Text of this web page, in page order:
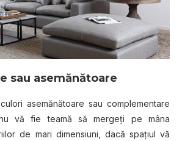
sau asemănătoare
asemănătoare sau complementare
vă fie teamă să mergeți pe mâna
de mari dimensiuni, dacă spațiul vă